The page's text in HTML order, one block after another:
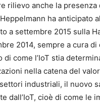
rilievo anche la presenza
ha anticipato
a settembre 2015 sulla
2014, sempre a cura
di come l’IoT stia
nella catena del
industriali, il nuovo
dall’IoT, cioè di come le